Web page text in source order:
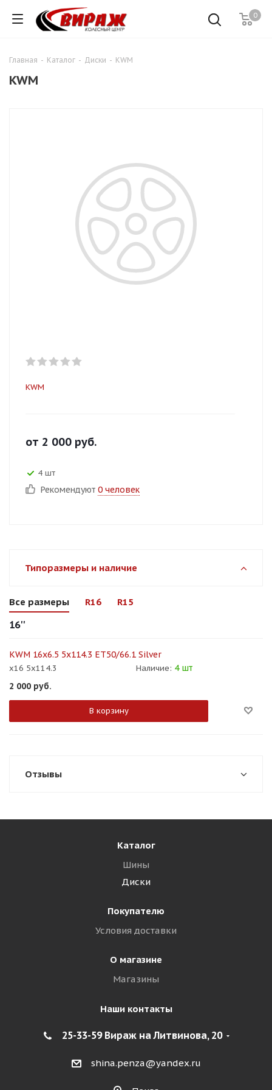
0
Главная - Каталог - Диски - KWM
KWM
KWM
от 2 000 руб.
4 шт
Рекомендуют 0 человек
Типоразмеры и наличие
Все размеры R16 R15
16''
KWM 16x6.5 5x114.3 ET50/66.1 Silver
x16 5x114.3 Наличие: 4 шт
2 000 руб.
В корзину
Отзывы
Каталог
Шины
Диски
Покупателю
Условия доставки
О магазине
Магазины
Наши контакты
25-33-59 Вираж на Литвинова, 20
shina.penza@yandex.ru